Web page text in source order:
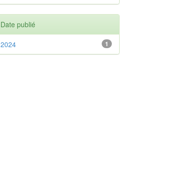
Date publié
1
2024